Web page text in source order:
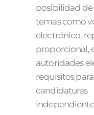
posibilidad
temas como
electrónico,
proporcional,
autoridades
requisitos para
candidaturas